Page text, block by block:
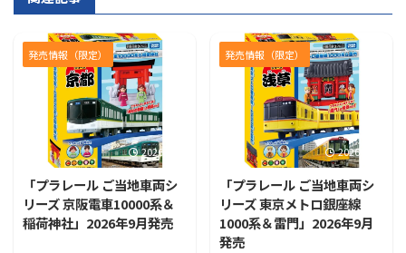
発売情報（限定）
2026/7/31
「プラレール ご当地車両シ
リーズ 京阪電車10000系＆
稲荷神社」2026年9月発売
発売情報（限定）
2026/7/31
「プラレール ご当地車両シ
リーズ 東京メトロ銀座線
1000系＆雷門」2026年9月
発売